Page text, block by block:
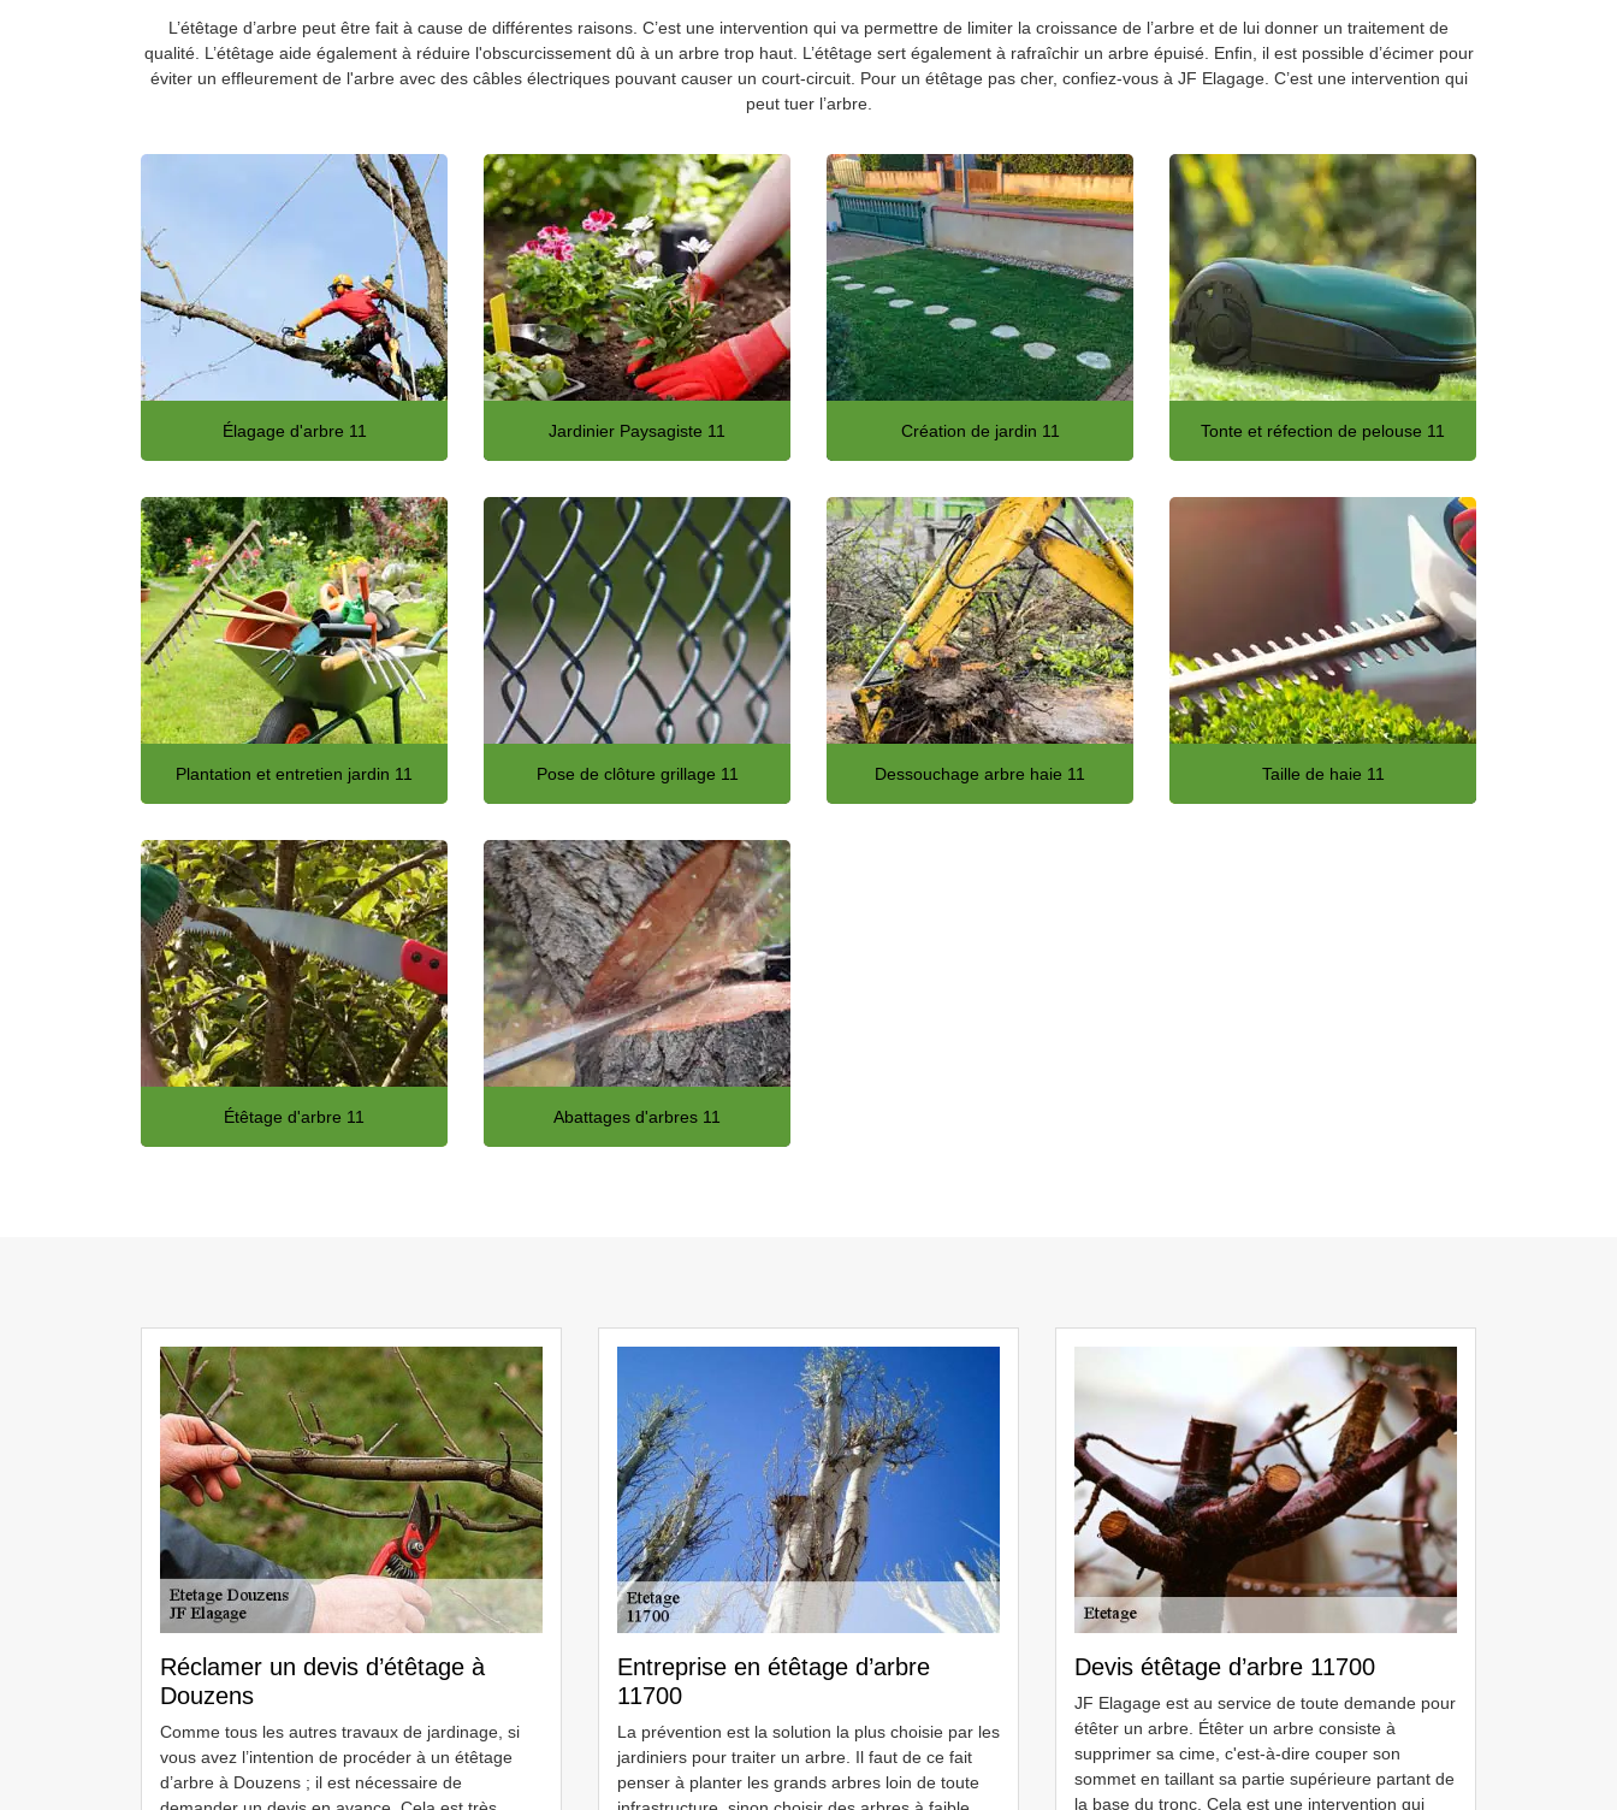
L’étêtage d’arbre peut être fait à cause de différentes raisons. C’est une intervention qui va permettre de limiter la croissance de l’arbre et de lui donner un traitement de
qualité. L’étêtage aide également à réduire l'obscurcissement dû à un arbre trop haut. L’étêtage sert également à rafraîchir un arbre épuisé. Enfin, il est possible d’écimer pour
éviter un effleurement de l'arbre avec des câbles électriques pouvant causer un court-circuit. Pour un étêtage pas cher, confiez-vous à JF Elagage. C’est une intervention qui
peut tuer l’arbre.
Élagage d'arbre 11 Jardinier Paysagiste 11 Création de jardin 11 Tonte et réfection de pelouse 11
Plantation et entretien jardin 11 Pose de clôture grillage 11 Dessouchage arbre haie 11 Taille de haie 11
Étêtage d'arbre 11 Abattages d'arbres 11
Réclamer un devis d’étêtage à
Douzens
Comme tous les autres travaux de jardinage, si
vous avez l’intention de procéder à un étêtage
d’arbre à Douzens ; il est nécessaire de
Entreprise en étêtage d’arbre
11700
La prévention est la solution la plus choisie par les
jardiniers pour traiter un arbre. Il faut de ce fait
penser à planter les grands arbres loin de toute
Devis étêtage d’arbre 11700
JF Elagage est au service de toute demande pour
étêter un arbre. Étêter un arbre consiste à
supprimer sa cime, c'est-à-dire couper son
sommet en taillant sa partie supérieure partant de
la base du tronc. Cela est une intervention qui